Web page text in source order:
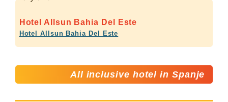
Hotel Allsun Bahia Del Este
Hotel Allsun Bahia Del Este
All inclusive hotel in Spanje